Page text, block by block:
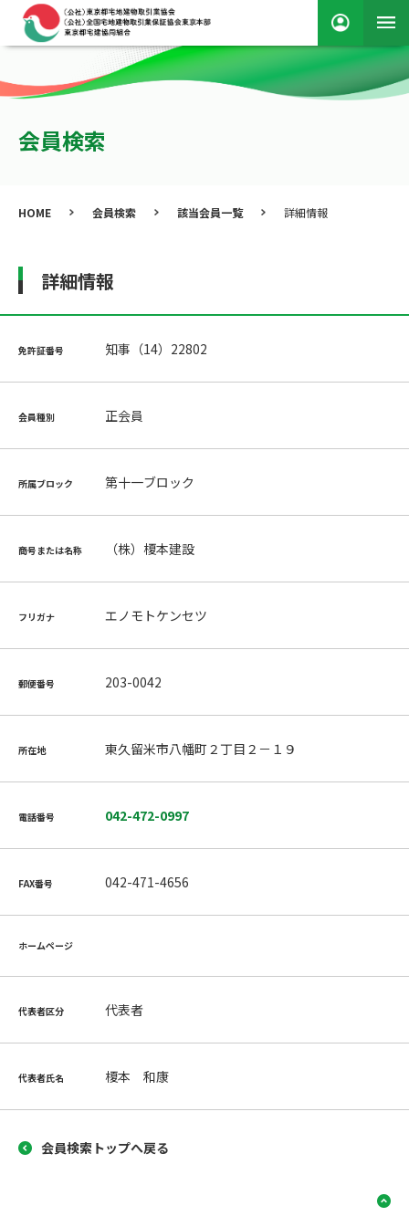
会員検索
HOME 会員検索 該当会員一覧 詳細情報
詳細情報
免許証番号 知事（14）22802
会員種別 正会員
所属ブロック 第十一ブロック
商号または名称 （株）榎本建設
フリガナ エノモトケンセツ
郵便番号 203-0042
所在地 東久留米市八幡町２丁目２－１９
電話番号 042-472-0997
FAX番号 042-471-4656
ホームページ
代表者区分 代表者
代表者氏名 榎本 和康
会員検索トップへ戻る